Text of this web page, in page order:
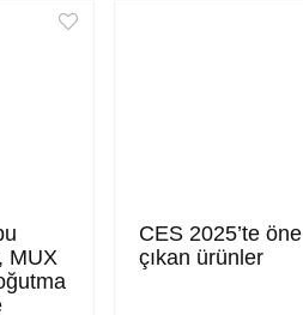
MUX
CES 2025’te öne
çıkan ürünler